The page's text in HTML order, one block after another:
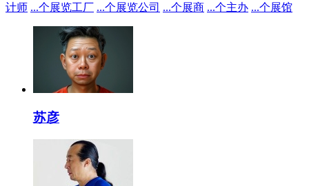
计师 ...个展览工厂 ...个展览公司 ...个展商 ...个主办 ...个展馆
苏彦